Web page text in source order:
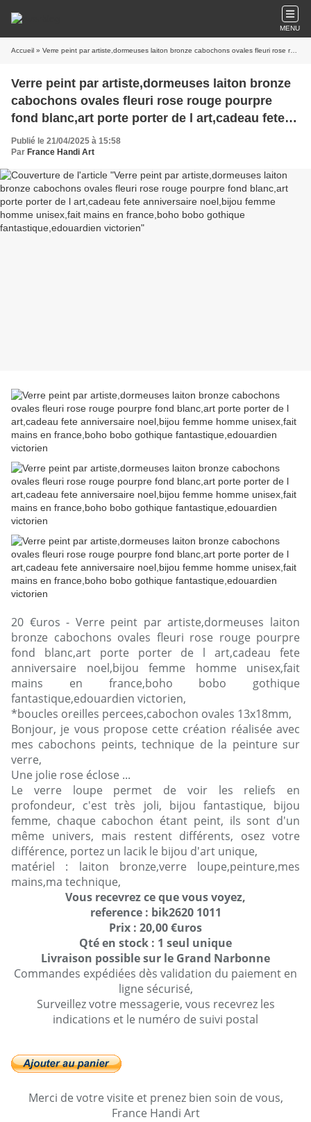
MENU
Accueil » Verre peint par artiste,dormeuses laiton bronze cabochons ovales fleuri rose rouge pourpre fond blanc,art porte porter de l art,cadeau fete anniversaire noel,bijou femme homme unisex,fait mains en france,boho bobo gothique fantastique,edouardien victorien
Verre peint par artiste,dormeuses laiton bronze
cabochons ovales fleuri rose rouge pourpre
fond blanc,art porte porter de l art,cadeau fete
anniversaire noel,bijou femme homme
unisex,fait mains en france,boho bobo gothique
fantastique,edouardien victorien
Publié le 21/04/2025 à 15:58
Par France Handi Art
20 €uros - Verre peint par artiste,dormeuses laiton
bronze cabochons ovales fleuri rose rouge pourpre
fond blanc,art porte porter de l art,cadeau fete
anniversaire noel,bijou femme homme unisex,fait
mains en france,boho bobo gothique
fantastique,edouardien victorien,
*boucles oreilles percees,cabochon ovales 13x18mm,
Bonjour, je vous propose cette création réalisée avec
mes cabochons peints, technique de la peinture sur
verre,
Une jolie rose éclose ...
Le verre loupe permet de voir les reliefs en
profondeur, c'est très joli, bijou fantastique, bijou
femme, chaque cabochon étant peint, ils sont d'un
même univers, mais restent différents, osez votre
différence, portez un lacik le bijou d'art unique,
matériel : laiton bronze,verre loupe,peinture,mes
mains,ma technique,
Vous recevrez ce que vous voyez,
reference : bik2620 1011
Prix : 20,00 €uros
Qté en stock : 1 seul unique
Livraison possible sur le Grand Narbonne
Commandes expédiées dès validation du paiement en
ligne sécurisé,
Surveillez votre messagerie, vous recevrez les
indications et le numéro de suivi postal
Merci de votre visite et prenez bien soin de vous,
France Handi Art